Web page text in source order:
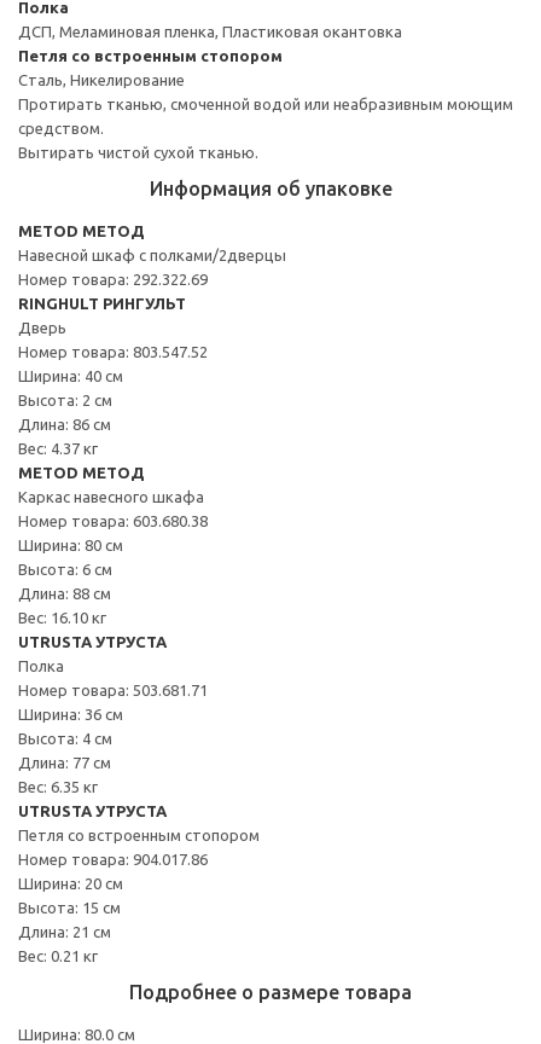
Полка
ДСП, Меламиновая пленка, Пластиковая окантовка
Петля со встроенным стопором
Сталь, Никелирование
Протирать тканью, смоченной водой или неабразивным моющим
средством.
Вытирать чистой сухой тканью.
Информация об упаковке
METOD МЕТОД
Навесной шкаф с полками/2дверцы
Номер товара: 292.322.69
RINGHULT РИНГУЛЬТ
Дверь
Номер товара: 803.547.52
Ширина: 40 см
Высота: 2 см
Длина: 86 см
Вес: 4.37 кг
METOD МЕТОД
Каркас навесного шкафа
Номер товара: 603.680.38
Ширина: 80 см
Высота: 6 см
Длина: 88 см
Вес: 16.10 кг
UTRUSTA УТРУСТА
Полка
Номер товара: 503.681.71
Ширина: 36 см
Высота: 4 см
Длина: 77 см
Вес: 6.35 кг
UTRUSTA УТРУСТА
Петля со встроенным стопором
Номер товара: 904.017.86
Ширина: 20 см
Высота: 15 см
Длина: 21 см
Вес: 0.21 кг
Подробнее о размере товара
Ширина: 80.0 см